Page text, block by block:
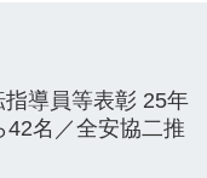
導員等表彰 25年
42名／全安協二推